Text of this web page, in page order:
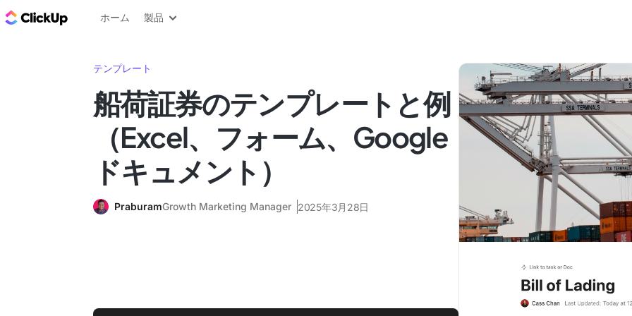
ClickUp ブログ
ホーム 製品
テンプレート
船荷証券のテンプレートと例
（Excel、フォーム、Google
ドキュメント）
PraburamGrowth Marketing Manager 2025年3月28日